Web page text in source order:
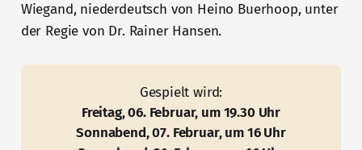
Wiegand, niederdeutsch von Heino Buerhoop, unter
der Regie von Dr. Rainer Hansen.
Gespielt wird:
Freitag, 06. Februar, um 19.30 Uhr
Sonnabend, 07. Februar, um 16 Uhr